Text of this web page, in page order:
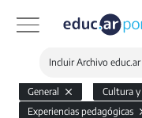
Incluir Archivo educ.ar
General
Cultura y
Experiencias pedagógicas